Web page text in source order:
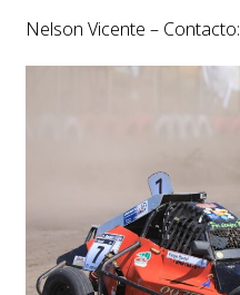
Nelson Vicente – Contacto: